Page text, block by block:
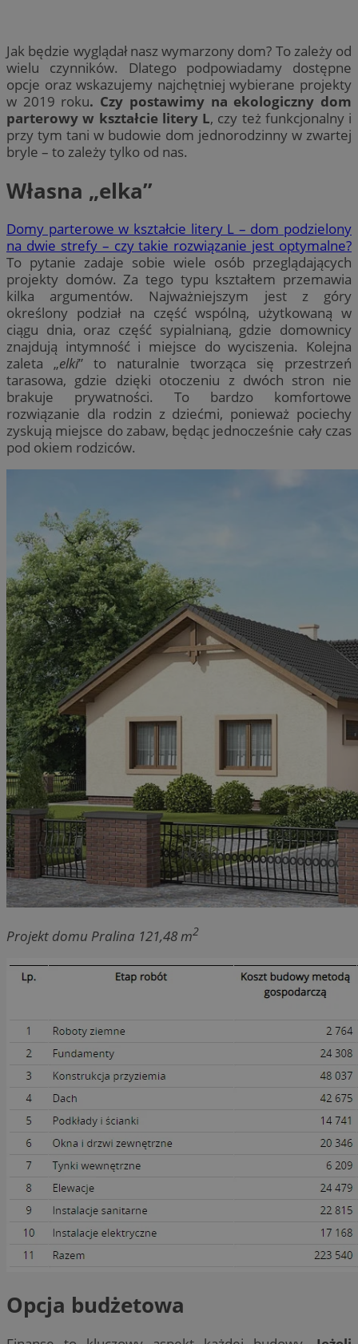
Jak będzie wyglądał nasz wymarzony dom? To zależy od
wielu czynników. Dlatego podpowiadamy dostępne
opcje oraz wskazujemy najchętniej wybierane projekty
w 2019 roku. Czy postawimy na ekologiczny dom
parterowy w kształcie litery L, czy też funkcjonalny i
przy tym tani w budowie dom jednorodzinny w zwartej
bryle – to zależy tylko od nas.
Własna „elka”
Domy parterowe w kształcie litery L – dom podzielony
na dwie strefy – czy takie rozwiązanie jest optymalne?
To pytanie zadaje sobie wiele osób przeglądających
projekty domów. Za tego typu kształtem przemawia
kilka argumentów. Najważniejszym jest z góry
określony podział na część wspólną, użytkowaną w
ciągu dnia, oraz część sypialnianą, gdzie domownicy
znajdują intymność i miejsce do wyciszenia. Kolejna
zaleta „elki” to naturalnie tworząca się przestrzeń
tarasowa, gdzie dzięki otoczeniu z dwóch stron nie
brakuje prywatności. To bardzo komfortowe
rozwiązanie dla rodzin z dziećmi, ponieważ pociechy
zyskują miejsce do zabaw, będąc jednocześnie cały czas
pod okiem rodziców.
Projekt domu Pralina 121,48 m2
Opcja budżetowa